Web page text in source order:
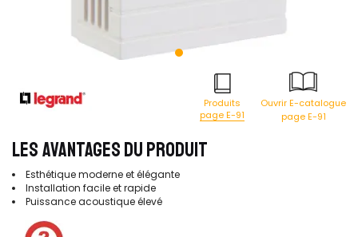
Produits
page E-91
Ouvrir E-catalogue
page E-91
LES AVANTAGES DU PRODUIT
Esthétique moderne et élégante
Installation facile et rapide
Puissance acoustique élevé